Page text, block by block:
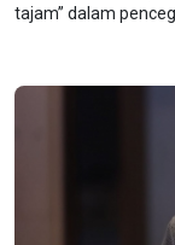
tajam” dalam